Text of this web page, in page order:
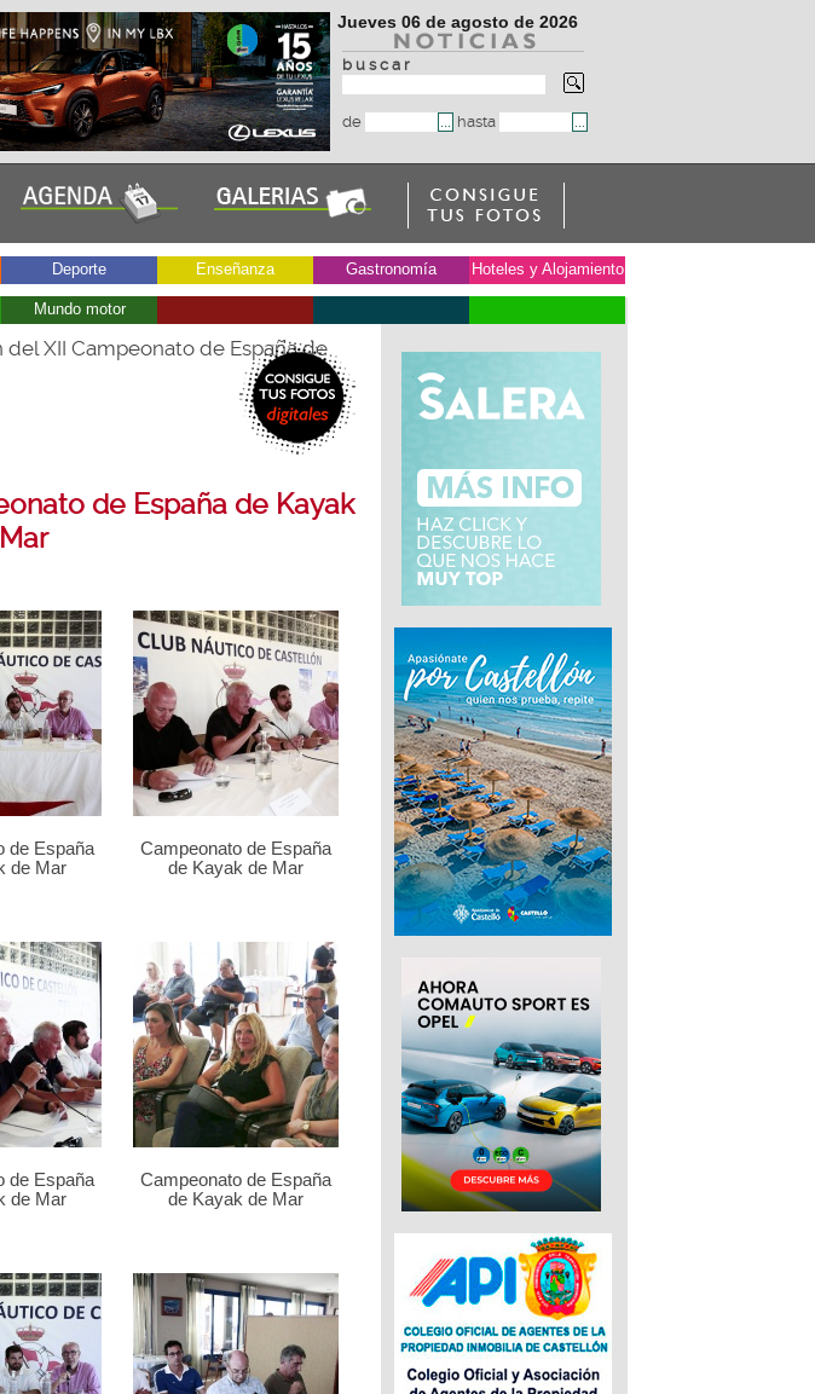
Jueves 06 de agosto de 2026
b u s c a r
de hasta
Deporte Enseñanza Gastronomía Hoteles y Alojamiento
Mundo motor
XII Campeonato de España de
de España de Kayak
de España
de Mar
Campeonato de España
de Kayak de Mar
de España
de Mar
Campeonato de España
de Kayak de Mar